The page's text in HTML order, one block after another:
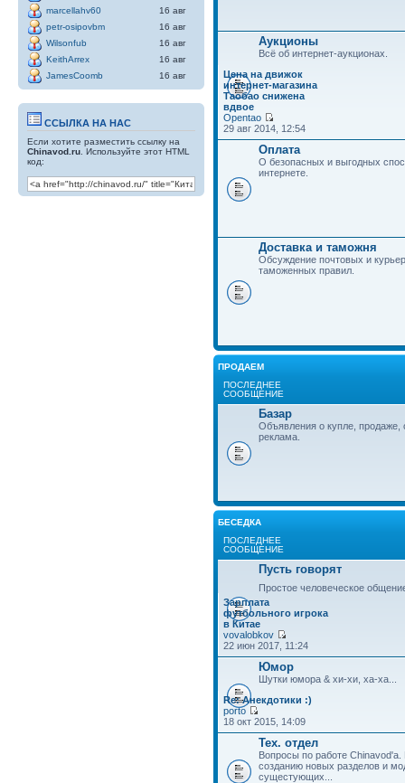
marcellahv60
16 авг
petr-osipovbm
16 авг
Wilsonfub
16 авг
KeithArrex
16 авг
JamesCoomb
16 авг
ССЫЛКА НА НАС
Если хотите разместить ссылку на
Chinavod.ru . Используйте этот HTML
код:
Аукционы
Всё об интернет-аукционах.
Цена на движок
интернет-магазина
Таобао снижена
вдвое
Opentao
29 авг 2014, 12:54
Оплата
О безопасных и выгодных
интернете.
Доставка и таможня
Обсуждение почтовых и
таможенных правил.
ПРОДАЕМ
ПОСЛЕДНЕЕ
СООБЩЕНИЕ
Базар
Объявления о купле, продаже,
реклама.
БЕСЕДКА
ПОСЛЕДНЕЕ
СООБЩЕНИЕ
Пусть говорят
Простое человеческое
Зарплата
футбольного игрока
в Китае
vovalobkov
22 июн 2017, 11:24
Юмор
Шутки юмора & хи-хи, ха-ха...
Re: Анекдотики :)
porto
18 окт 2015, 14:09
Тех. отдел
Вопросы по работе
созданию новых разделов и
сущестующих...